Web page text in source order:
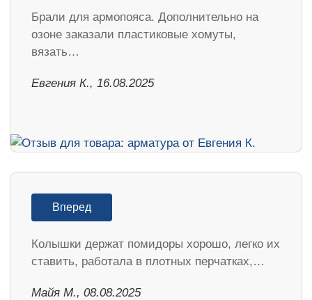
Брали для армопояса. Дополнительно на
озоне заказали пластиковые хомуты,
вязать…
Евгения К., 16.08.2025
Вперед
Колышки держат помидоры хорошо, легко их
ставить, работала в плотных перчатках,…
Майя М., 08.08.2025